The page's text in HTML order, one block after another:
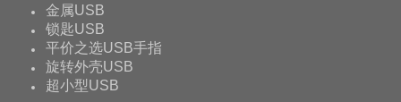
金属USB
锁匙USB
平价之选USB手指
旋转外壳USB
超小型USB